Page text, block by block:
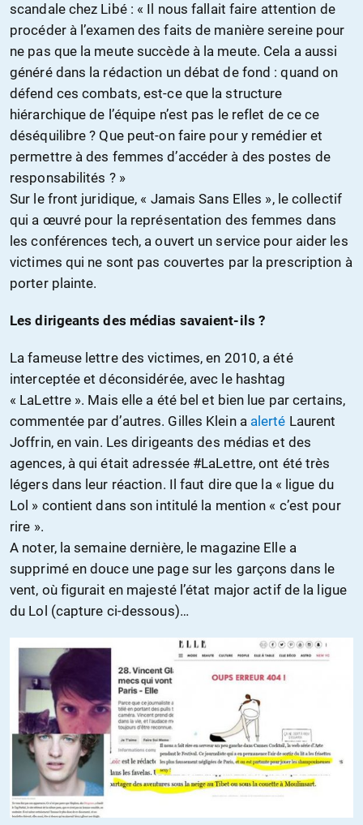
scandale chez Libé : « Il nous fallait faire attention de
procéder à l’examen des faits de manière sereine pour
ne pas que la meute succède à la meute. Cela a aussi
généré dans la rédaction un débat de fond : quand on
défend ces combats, est-ce que la structure
hiérarchique de l’équipe n’est pas le reflet de ce ce
déséquilibre ? Que peut-on faire pour y remédier et
permettre à des femmes d’accéder à des postes de
responsabilités ? »
Sur le front juridique, « Jamais Sans Elles », le collectif
qui a œuvré pour la représentation des femmes dans
les conférences tech, a ouvert un service pour aider les
victimes qui ne sont pas couvertes par la prescription à
porter plainte.
Les dirigeants des médias savaient-ils ?
La fameuse lettre des victimes, en 2010, a été
interceptée et déconsidérée, avec le hashtag
« LaLettre ». Mais elle a été bel et bien lue par certains,
commentée par d’autres. Gilles Klein a alerté Laurent
Joffrin, en vain. Les dirigeants des médias et des
agences, à qui était adressée #LaLettre, ont été très
légers dans leur réaction. Il faut dire que la « ligue du
Lol » contient dans son intitulé la mention « c’est pour
rire ».
A noter, la semaine dernière, le magazine Elle a
supprimé en douce une page sur les garçons dans le
vent, où figurait en majesté l’état major actif de la ligue
du Lol (capture ci-dessous)…